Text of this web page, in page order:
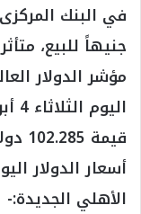
جنيهاً للبيع،
مؤشر الدولار
أسعار الدولار
الأهلي الجديدة:-